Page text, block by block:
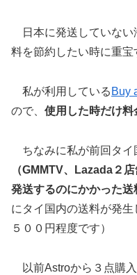
日本に発送していない
料を節約したい時に重宝
私が利用している Buy
ので、 使用した時だけ料
ちなみに私が前回タイ
（GMMTV、Lazada２
発送するのにかかった送
にタイ国内の送料が発生
５００円程度です）
以前Astroから３点購